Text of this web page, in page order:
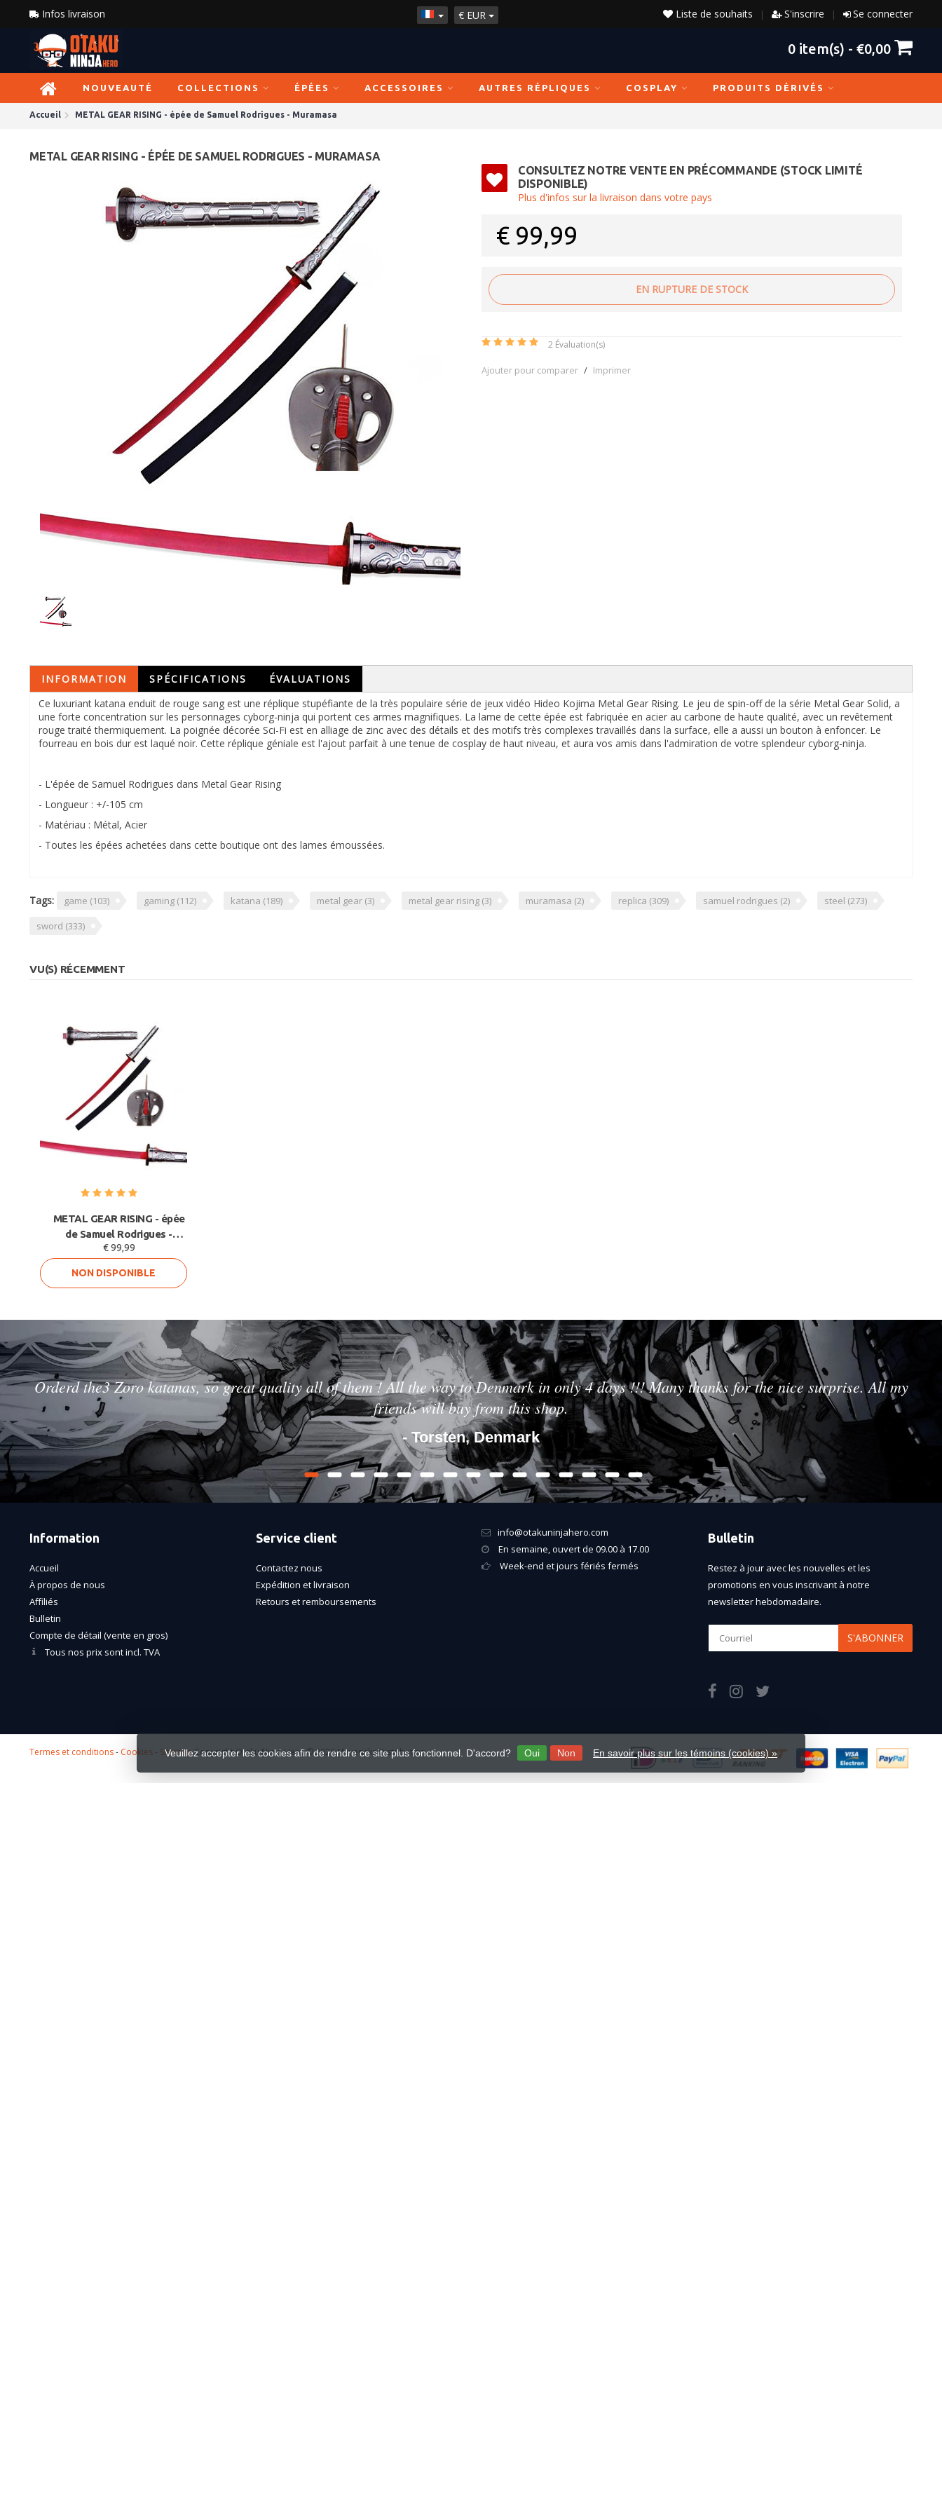
Infos livraison € EUR Se connecter
|
S'inscrire
|
Liste de souhaits
0 item(s) - €0,00
NOUVEAUTÉ COLLECTIONS ÉPÉES ACCESSOIRES AUTRES RÉPLIQUES COSPLAY PRODUITS DÉRIVÉS
Accueil METAL GEAR RISING - épée de Samuel Rodrigues - Muramasa
METAL GEAR RISING - ÉPÉE DE SAMUEL RODRIGUES - MURAMASA
CONSULTEZ NOTRE VENTE EN PRÉCOMMANDE (STOCK LIMITÉ
DISPONIBLE)
Plus d'infos sur la livraison dans votre pays
€ 99,99
EN RUPTURE DE STOCK
2 Évaluation(s)
Ajouter pour comparer / Imprimer
INFORMATION SPÉCIFICATIONS
ÉVALUATIONS
Ce luxuriant katana enduit de rouge sang est une réplique stupéfiante de la très populaire série de jeux vidéo Hideo Kojima Metal Gear Rising. Le jeu de spin-off de la série Metal Gear Solid, a
une forte concentration sur les personnages cyborg-ninja qui portent ces armes magnifiques. La lame de cette épée est fabriquée en acier au carbone de haute qualité, avec un revêtement
rouge traité thermiquement. La poignée décorée Sci-Fi est en alliage de zinc avec des détails et des motifs très complexes travaillés dans la surface, elle a aussi un bouton à enfoncer. Le
fourreau en bois dur est laqué noir. Cette réplique géniale est l'ajout parfait à une tenue de cosplay de haut niveau, et aura vos amis dans l'admiration de votre splendeur cyborg-ninja.
- L'épée de Samuel Rodrigues dans Metal Gear Rising
- Longueur : +/-105 cm
- Matériau : Métal, Acier
- Toutes les épées achetées dans cette boutique ont des lames émoussées.
Tags: game (103) gaming (112) katana (189) metal gear (3) metal gear rising (3) muramasa (2) replica (309) samuel rodrigues (2) steel (273)
sword (333)
VU(S) RÉCEMMENT
METAL GEAR RISING - épée
de Samuel Rodrigues -
Muramasa
€ 99,99
NON DISPONIBLE
Orderd the3 Zoro katanas, so great quality all of them ! All the way to Denmark in only 4 days !!! Many thanks for the nice surprise. All my
friends will buy from this shop.
- Torsten, Denmark
Information
Accueil
À propos de nous
Affiliés
Bulletin
Compte de détail (vente en gros)
Tous nos prix sont incl. TVA
Service client
Contactez nous
Expédition et livraison
Retours et remboursements
info@otakuninjahero.com
En semaine, ouvert de 09.00 à 17.00
Week-end et jours fériés fermés
Bulletin
Restez à jour avec les nouvelles et les
promotions en vous inscrivant à notre
newsletter hebdomadaire.
S'ABONNER
Veuillez accepter les cookies afin de rendre ce site plus fonctionnel. D'accord? Oui Non En savoir plus sur les témoins (cookies) »
Termes et conditions- Cookies - SitemapCopyright Otaku Ninja Hero © 2026 Mavericks Distribution